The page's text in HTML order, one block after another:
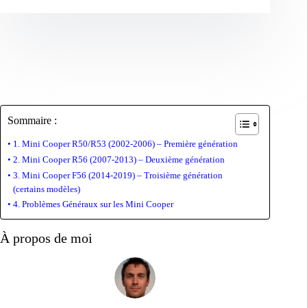
Sommaire :
1. Mini Cooper R50/R53 (2002-2006) – Première génération
2. Mini Cooper R56 (2007-2013) – Deuxième génération
3. Mini Cooper F56 (2014-2019) – Troisième génération
(certains modèles)
4. Problèmes Généraux sur les Mini Cooper
À propos de moi